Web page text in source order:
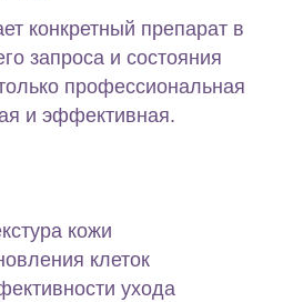
конкретный препарат в
запроса и состояния
профессиональная
и эффективная.
кожи
клеток
ухода